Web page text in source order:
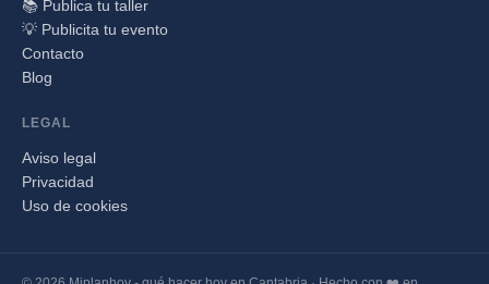
📚 Publica tu taller
💡 Publicita tu evento
Contacto
Blog
LEGAL
Aviso legal
Privacidad
Uso de cookies